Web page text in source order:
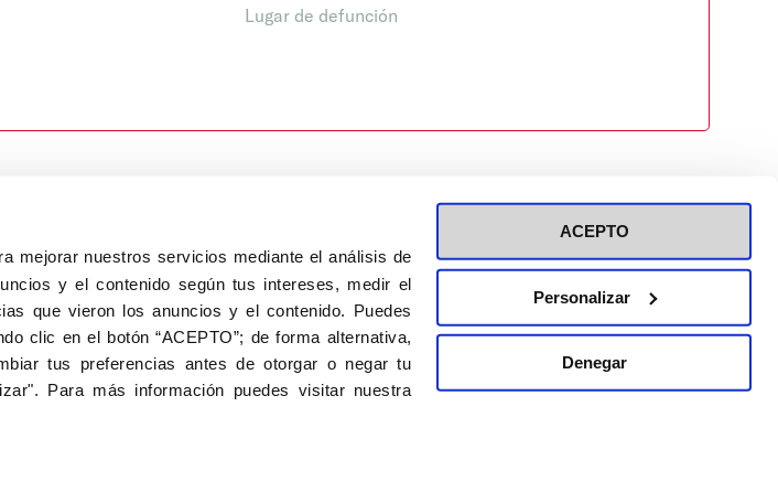
mejorar nuestros servicios mediante el análisis de
y el contenido según tus intereses, medir el
que vieron los anuncios y el contenido. Puedes
clic en el botón “ACEPTO”; de forma alternativa,
tus preferencias antes de otorgar o negar tu
Para más información puedes visitar nuestra
ACEPTO
Personalizar
Denegar
Lugar de defunción
Aviso Legal Inscripción a eventos
Política de privacidad de RRSS
Política de cookies